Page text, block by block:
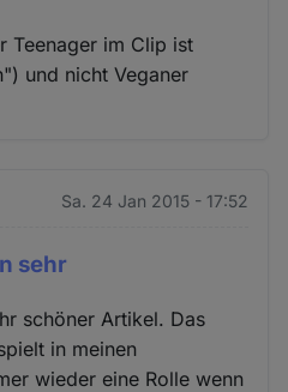
Teenager im Clip ist
und nicht Veganer
Sa. 24 Jan 2015 - 17:52
sehr
schöner Artikel. Das
in meinen
wieder eine Rolle wenn